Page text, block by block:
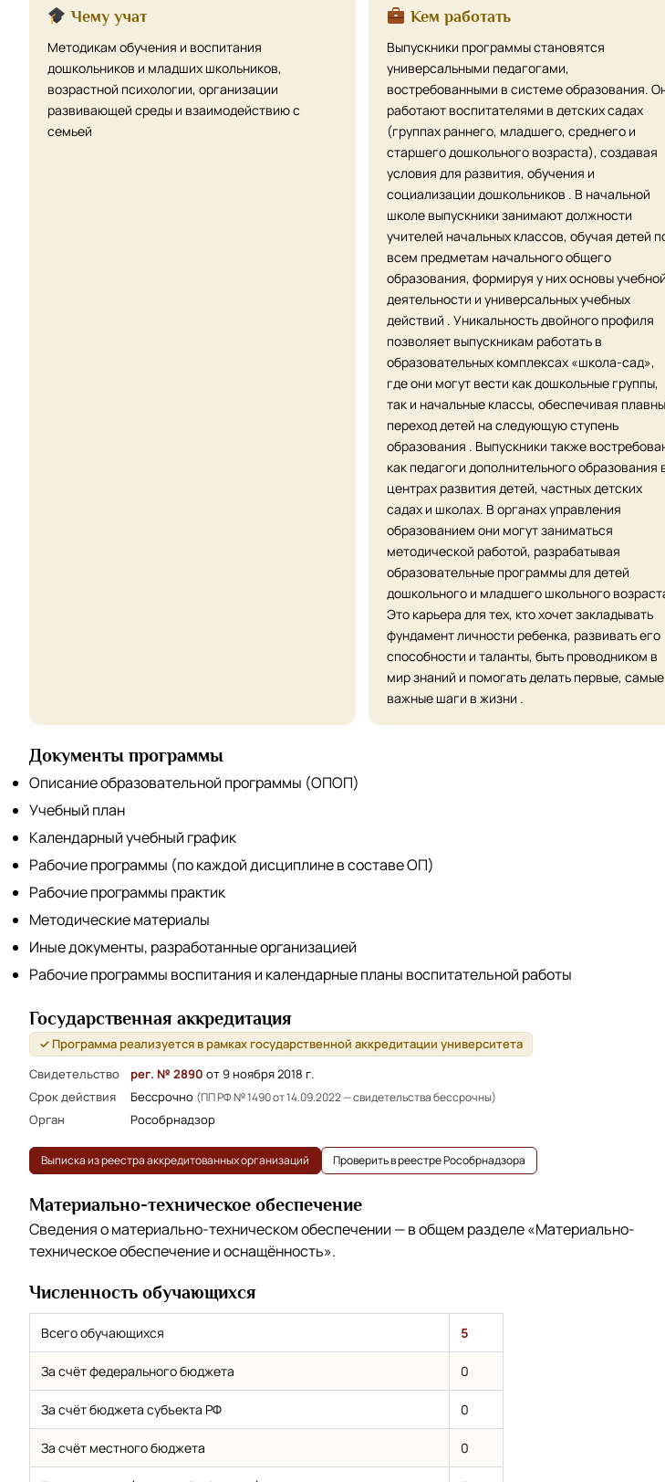
Чему учат
Методикам обучения и воспитания
дошкольников и младших школьников,
возрастной психологии, организации
развивающей среды и взаимодействию с
семьей
Кем работать
Выпускники программы становятся
универсальными педагогами,
востребованными в системе образования.
работают воспитателями в детских садах
(группах раннего, младшего, среднего и
старшего дошкольного возраста), создавая
условия для развития, обучения и
социализации дошкольников . В начальной
школе выпускники занимают должности
учителей начальных классов, обучая детей
всем предметам начального общего
образования, формируя у них основы учебной
деятельности и универсальных учебных
действий . Уникальность двойного профиля
позволяет выпускникам работать в
образовательных комплексах «школа-сад»,
где они могут вести как дошкольные группы,
так и начальные классы, обеспечивая
переход детей на следующую ступень
образования . Выпускники также
как педагоги дополнительного образования
центрах развития детей, частных детских
садах и школах. В органах управления
образованием они могут заниматься
методической работой, разрабатывая
образовательные программы для детей
дошкольного и младшего школьного
Это карьера для тех, кто хочет закладывать
фундамент личности ребенка, развивать его
способности и таланты, быть проводником в
мир знаний и помогать делать первые, самые
важные шаги в жизни .
Документы программы
Описание образовательной программы (ОПОП)
Учебный план
Календарный учебный график
Рабочие программы (по каждой дисциплине в составе ОП)
Рабочие программы практик
Методические материалы
Иные документы, разработанные организацией
Рабочие программы воспитания и календарные планы воспитательной работы
Государственная аккредитация
✓ Программа реализуется в рамках государственной аккредитации университета
Свидетельство
рег. № 2890 от 9 ноября 2018 г.
Срок действия
Бессрочно (ПП РФ № 1490 от 14.09.2022 — свидетельства бессрочны)
Орган Рособрнадзор
Выписка из реестра аккредитованных организаций Проверить в реестре Рособрнадзора
Материально-техническое обеспечение
Сведения о материально-техническом обеспечении — в общем разделе«Материально-
техническое обеспечение и оснащённость».
Численность обучающихся
Всего обучающихся 5
За счёт федерального бюджета 0
За счёт бюджета субъекта РФ 0
За счёт местного бюджета 0